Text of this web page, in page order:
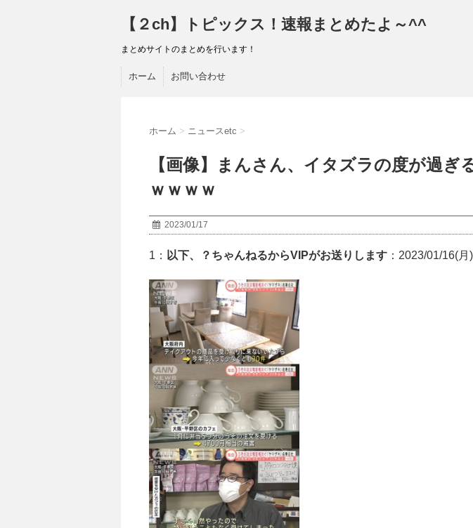
【２ch】トピックス！速報まとめたよ～^^
まとめサイトのまとめを行います！
ホーム お問い合わせ
ホーム > ニュースetc >
【画像】まんさん、イタズラの度が過ぎ
ｗｗｗｗ
2023/01/17
1： 以下、？ちゃんねるからVIPがお送りします ：2023/01/16(